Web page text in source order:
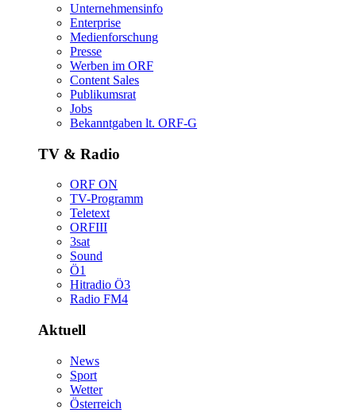
Unternehmensinfo
Enterprise
Medienforschung
Presse
WerbenimORF
ContentSales
Publikumsrat
Jobs
Bekanntgabenlt.ORF-G
TV&Radio
ORFON
TV-Programm
Teletext
ORFIII
3sat
Sound
Ö1
HitradioÖ3
RadioFM4
Aktuell
News
Sport
Wetter
Österreich